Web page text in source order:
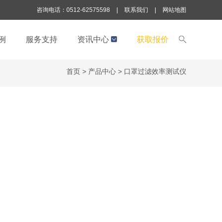
咨询电话：0512-62575598 联系我们 网站地图
服务支持 资讯中心 获取报价
首页 > 产品中心 > 口罩过滤效率测试仪